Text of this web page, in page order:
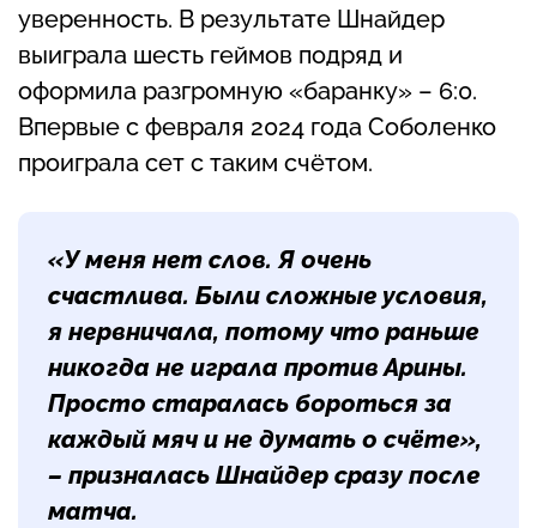
уверенность. В результате Шнайдер
выиграла шесть геймов подряд и
оформила разгромную «баранку» – 6:0.
Впервые с февраля 2024 года Соболенко
проиграла сет с таким счётом.
«У меня нет слов. Я очень
счастлива. Были сложные условия,
я нервничала, потому что раньше
никогда не играла против Арины.
Просто старалась бороться за
каждый мяч и не думать о счёте»,
– призналась Шнайдер сразу после
матча.